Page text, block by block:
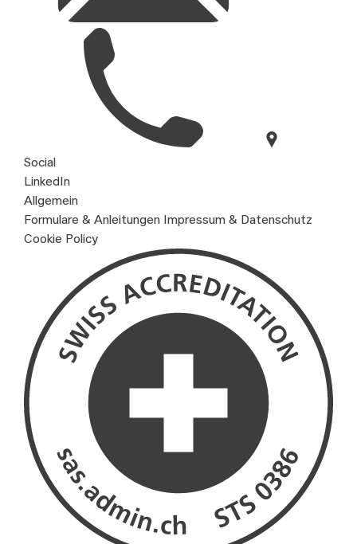
Social
LinkedIn
Allgemein
Formulare & Anleitungen Impressum & Datenschutz
Cookie Policy